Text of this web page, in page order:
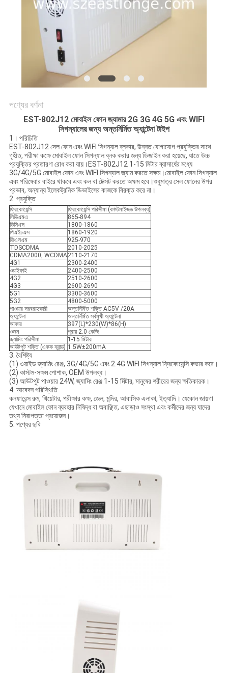
PRIVACY
POLICY
পণ্যের বর্ণনা
EST-802J12 মোবাইল ফোন জ্যামার 2G 3G 4G 5G এবং WIFI
সিগন্যালের জন্য অন্তর্নির্মিত অ্যান্টেনা টাইপ
1। পরিচিতি
EST-802J12 সেল ফোন এবং WIFI সিগন্যাল ব্লকার, উন্নত যোগাযোগ প্রযুক্তির সাথে
গৃহীত, পরীক্ষা কক্ষে মোবাইল ফোন সিগন্যাল ব্লক করার জন্য ডিজাইন করা হয়েছে, যাতে উচ্চ
প্রযুক্তির প্রতারণা রোধ করা যায়।EST-802J12 1-15 মিটার ব্যাসার্ধের মধ্যে
3G/4G/5G মোবাইল ফোন এবং WIFI সিগন্যাল জ্যাম করতে সক্ষম।মোবাইল ফোন সিগন্যাল
এবং পরিষেবার বাইরে থাকবে এবং কল বা টেক্সট করতে অক্ষম হবে।শুধুমাত্র সেল ফোনের উপর
প্রভাব, অন্যান্য ইলেকট্রনিক ডিভাইসের কাজকে বিরক্ত করে না।
2. প্রযুক্তি
ফ্রিকোয়েন্সি
ফ্রিকোয়েন্সি পরিসীমা (কাস্টমাইজড উপলব্ধ)
সিডিএমএ
865-894
ডিসিএস
1800-1860
পিএইচএস
1860-1920
জিএসএম
925-970
TDSCDMA
2010-2025
CDMA2000, WCDMA2110-2170
4G1
2300-2400
ওয়াইফাই
2400-2500
4G2
2510-2600
4G3
2600-2690
5G1
3300-3600
5G2
4800-5000
পাওয়ার সরবরাহকারী
অন্তর্নির্মিত শক্তি AC5V /20A
অ্যান্টেনা
অন্তর্নির্মিত সর্বমুখী অ্যান্টেনা
আকার
397(L)*230(W)*86(H)
ওজন
প্রায় 2.0 কেজি
জ্যামিং পরিসীমা
1-15 মিটার
আউটপুট শক্তি (একক ব্যান্ড) 1.5W±200mA
3. বৈশিষ্ট্য
(1) ওয়াইড জ্যামিং রেঞ্জ, 3G/4G/5G এবং 2.4G WIFI সিগন্যাল ফ্রিকোয়েন্সি কভার করে।
(2) কাস্টম-সক্ষম পোশাক, OEM উপলব্ধ।
(3) আউটপুট পাওয়ার 24W, জ্যামিং রেঞ্জ 1-15 মিটার, মানুষের শরীরের জন্য ক্ষতিকারক।
4. আবেদন পরিস্থিতি
কনফারেন্স রুম, থিয়েটার, পরীক্ষার কক্ষ, জেল, মন্দির, আবাসিক এলাকা, ইত্যাদি। যেকোন জায়গা
যেখানে মোবাইল ফোন ব্যবহার নিষিদ্ধ বা অবাঞ্ছিত, এছাড়াও সংস্থা এবং কর্মীদের জন্য যাদের
তথ্য নিরাপত্তা প্রয়োজন।
5. পণ্যের ছবি